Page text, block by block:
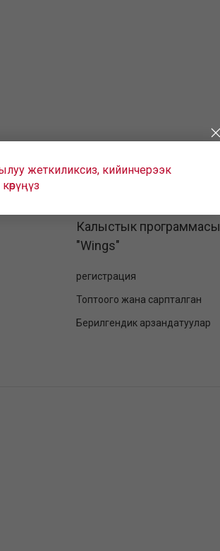
жеткиликсиз, кийинчерээк
Калыстык программасы
"Wings"
регистрация
Топтоого жана сарпталган
Берилгендик арзандатуулар